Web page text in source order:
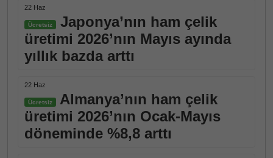
22 Haz
Ücretsiz
Japonya’nın ham çelik
üretimi 2026’nın Mayıs ayında
yıllık bazda arttı
22 Haz
Ücretsiz
Almanya’nın ham çelik
üretimi 2026’nın Ocak-Mayıs
döneminde %8,8 arttı